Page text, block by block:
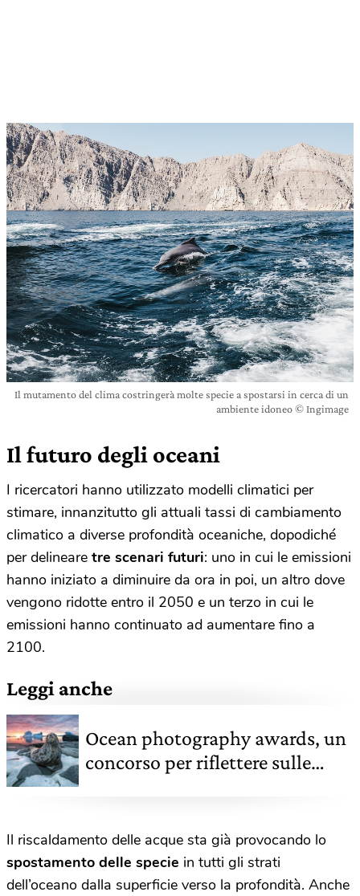
Il mutamento del clima costringerà molte specie a spostarsi in cerca di un
ambiente idoneo © Ingimage
Il futuro degli oceani
I ricercatori hanno utilizzato modelli climatici per
stimare, innanzitutto gli attuali tassi di cambiamento
climatico a diverse profondità oceaniche, dopodiché
per delineare tre scenari futuri: uno in cui le emissioni
hanno iniziato a diminuire da ora in poi, un altro dove
vengono ridotte entro il 2050 e un terzo in cui le
emissioni hanno continuato ad aumentare fino a
2100.
Leggi anche
Ocean photography awards, un
concorso per riflettere sulle
Il riscaldamento delle acque sta già provocando lo
spostamento delle specie in tutti gli strati
dell’oceano dalla superficie verso la profondità. Anche